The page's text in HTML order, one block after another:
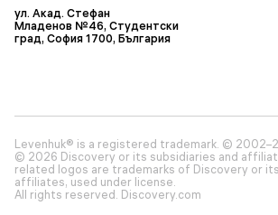
ул. Акад. Стефан
Младенов №46, Студентски
град, София 1700, България
Levenhuk® is a registered trademark. ©
© 2026 Discovery or its subsidiaries and
related logos are trademarks of Discovery or
affiliates, used under license.
All rights reserved. Discovery.com